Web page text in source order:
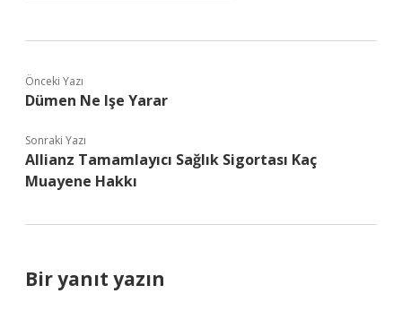
Önceki Yazı
Dümen Ne Işe Yarar
Sonraki Yazı
Allianz Tamamlayıcı Sağlık Sigortası Kaç
Muayene Hakkı
Bir yanıt yazın